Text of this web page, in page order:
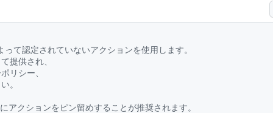
て認定されていないアクションを使用します。
提供され、
リシー、
。
クションをピン留めすることが推奨されます。